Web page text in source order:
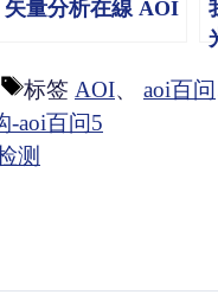
矢量分析在線 AOI
标签 AOI、 aoi百问
-aoi百问5
测